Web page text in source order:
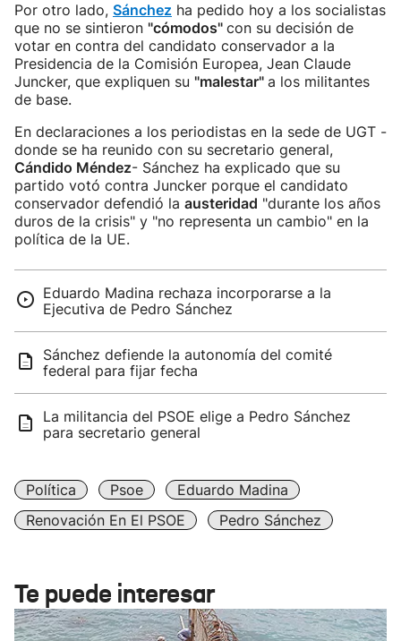
Por otro lado, Sánchez ha pedido hoy a los socialistas
que no se sintieron "cómodos" con su decisión de
votar en contra del candidato conservador a la
Presidencia de la Comisión Europea, Jean Claude
Juncker, que expliquen su "malestar" a los militantes
de base.
En declaraciones a los periodistas en la sede de UGT -
donde se ha reunido con su secretario general,
Cándido Méndez- Sánchez ha explicado que su
partido votó contra Juncker porque el candidato
conservador defendió la austeridad "durante los años
duros de la crisis" y "no representa un cambio" en la
política de la UE.
Eduardo Madina rechaza incorporarse a la
Ejecutiva de Pedro Sánchez
Sánchez defiende la autonomía del comité
federal para fijar fecha
La militancia del PSOE elige a Pedro Sánchez
para secretario general
Política Psoe
Eduardo Madina
Renovación En El PSOE
Pedro Sánchez
Te puede interesar